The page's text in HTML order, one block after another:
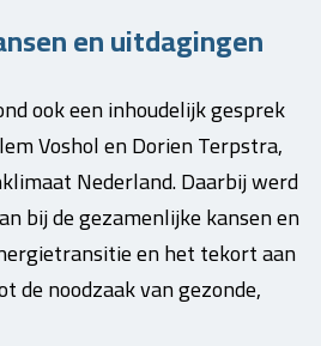
en uitdagingen
ook een inhoudelijk gesprek
Voshol en Dorien Terpstra,
Nederland. Daarbij werd
bij de gezamenlijke kansen en
en het tekort aan
de noodzaak van gezonde,